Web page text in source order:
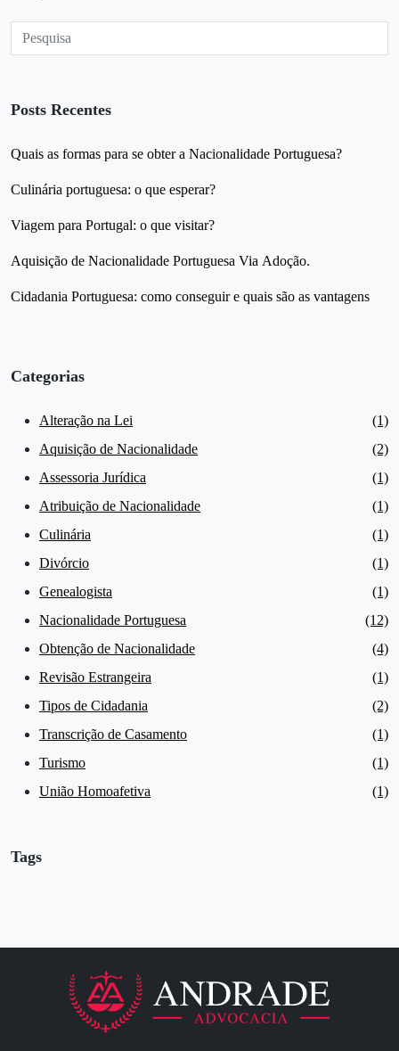
Posts Recentes
Quais as formas para se obter a Nacionalidade Portuguesa?
Culinária portuguesa: o que esperar?
Viagem para Portugal: o que visitar?
Aquisição de Nacionalidade Portuguesa Via Adoção.
Cidadania Portuguesa: como conseguir e quais são as vantagens
Categorias
Alteração na Lei
(1)
Aquisição de Nacionalidade
(2)
Assessoria Jurídica
(1)
Atribuição de Nacionalidade
(1)
Culinária
(1)
Divórcio
(1)
Genealogista
(1)
Nacionalidade Portuguesa
(12)
Obtenção de Nacionalidade
(4)
Revisão Estrangeira
(1)
Tipos de Cidadania
(2)
Transcrição de Casamento
(1)
Turismo
(1)
União Homoafetiva
(1)
Tags